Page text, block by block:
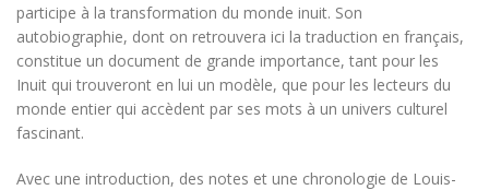
participe à la transformation du monde inuit. Son
autobiographie, dont on retrouvera ici la traduction en français,
constitue un document de grande importance, tant pour les
Inuit qui trouveront en lui un modèle, que pour les lecteurs du
monde entier qui accèdent par ses mots à un univers culturel
fascinant.
Avec une introduction, des notes et une chronologie de Louis-